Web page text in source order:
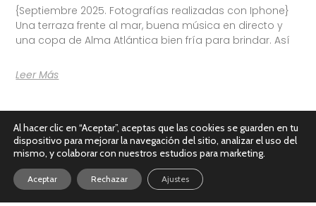
{Septiembre 2025. Fotografías realizadas con Iphone}
Una terraza frente al mar, buena música en directo y
una copa de Alma Atlántica bien fría para brindar. Así
Leer Más
Al hacer clic en “Aceptar”, aceptas que las cookies se guarden en tu
dispositivo para mejorar la navegación del sitio, analizar el uso del
mismo, y colaborar con nuestros estudios para marketing.
Aceptar Rechazar Ajustes